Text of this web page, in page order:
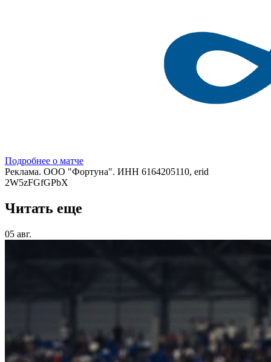
Подробнее о матче
Реклама. ООО "Фортуна". ИНН 6164205110, erid
2W5zFGfGPbX
Читать еще
05 авг.